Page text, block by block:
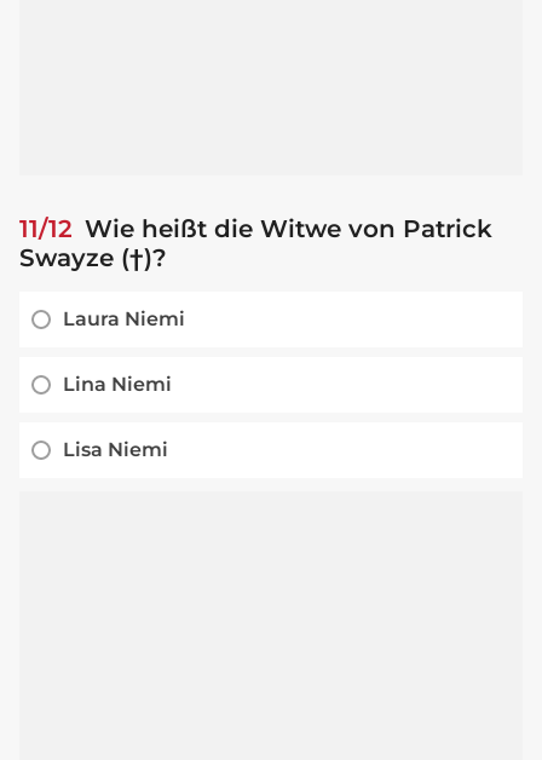
11/12 Wie heißt die Witwe von Patrick
Swayze (†)?
Laura Niemi
Lina Niemi
Lisa Niemi